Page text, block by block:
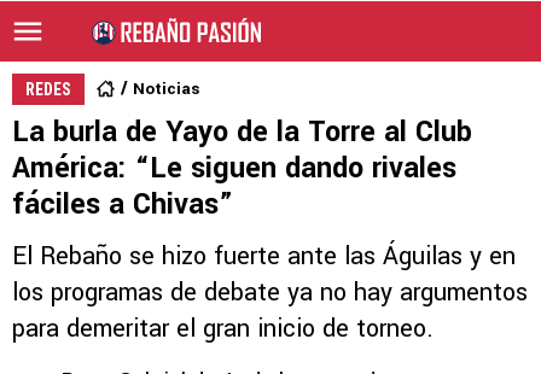
REDES Noticias
La burla de Yayo de la Torre al Club
América: “Le siguen dando rivales
fáciles a Chivas”
El Rebaño se hizo fuerte ante las Águilas y en
los programas de debate ya no hay argumentos
para demeritar el gran inicio de torneo.